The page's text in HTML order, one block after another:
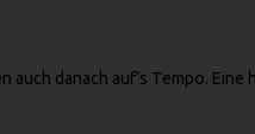
auch danach auf’s Tempo.